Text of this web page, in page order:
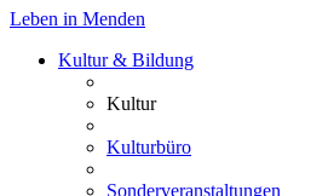
Leben in Menden
Kultur & Bildung
Kultur
Kulturbüro
Sonderveranstaltungen